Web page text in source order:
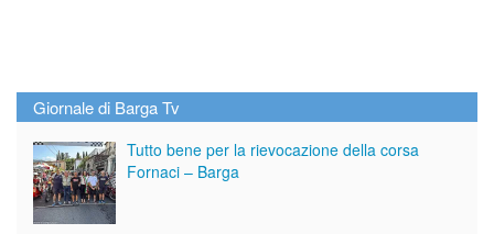
Giornale di Barga Tv
Tutto bene per la rievocazione della corsa
Fornaci – Barga